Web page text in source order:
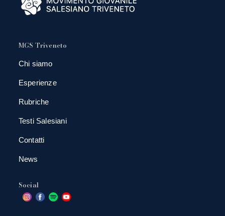
MGS Triveneto
Chi siamo
Esperienze
Rubriche
Testi Salesiani
Contatti
News
Social